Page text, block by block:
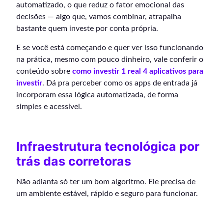
automatizado, o que reduz o fator emocional das
decisões — algo que, vamos combinar, atrapalha
bastante quem investe por conta própria.
E se você está começando e quer ver isso funcionando
na prática, mesmo com pouco dinheiro, vale conferir o
conteúdo sobre como investir 1 real 4 aplicativos para
investir. Dá pra perceber como os apps de entrada já
incorporam essa lógica automatizada, de forma
simples e acessível.
Infraestrutura tecnológica por
trás das corretoras
Não adianta só ter um bom algoritmo. Ele precisa de
um ambiente estável, rápido e seguro para funcionar.